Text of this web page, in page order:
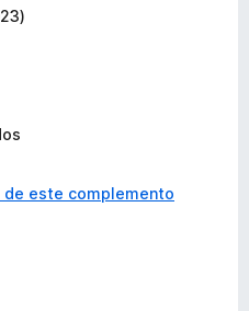
este complemento